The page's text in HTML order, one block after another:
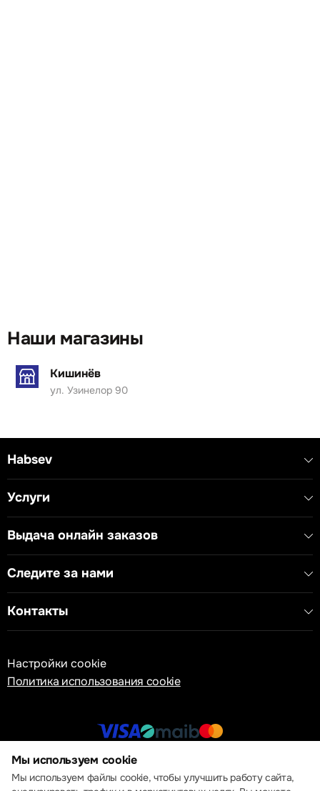
Наши магазины
Кишинёв
ул. Узинелор 90
Habsev
Услуги
Выдача онлайн заказов
Следите за нами
Контакты
Настройки cookie
Политика использования cookie
© 2013 – 2026 ECOM
Мы используем cookie
Мы используем файлы cookie, чтобы улучшить работу сайта,